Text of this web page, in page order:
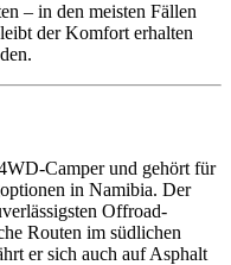
– in den meisten Fällen
der Komfort erhalten
Camper und gehört für
in Namibia. Der
Offroad-
Routen im südlichen
er sich auch auf Asphalt